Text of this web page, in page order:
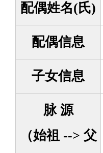
配偶姓名(氏)
配偶信息
子女信息
脉 源
（始祖 --> 父